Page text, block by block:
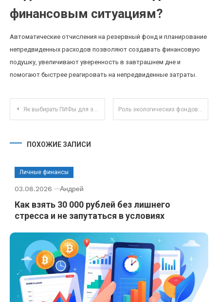
финансовым ситуациям?
Автоматические отчисления на резервный фонд и планирование
непредвиденных расходов позволяют создавать финансовую
подушку, увеличивают уверенность в завтрашнем дне и
помогают быстрее реагировать на непредвиденные затраты.
Навигация по записям
Як выбирать ПИФы для экологически устойчивого инвестирования? Роль экологических фондов в формировании устойчивых инвестиционных портфелей ПИФов
ПОХОЖИЕ ЗАПИСИ
Личные финансы
03.08.2026 Андрей
Как взять 30 000 рублей без лишнего
стресса и не запутаться в условиях